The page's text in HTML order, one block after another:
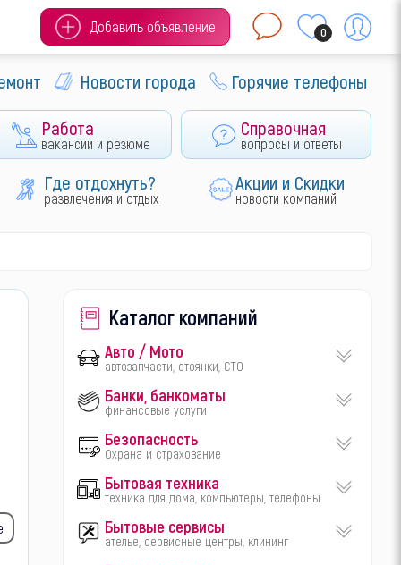
Добавить объявление 0
Новости города Горячие телефоны
Работа
вакансии и резюме
Справочная
вопросы и ответы
Где отдохнуть?
развлечения и отдых
Акции и Скидки
новости компаний
Каталог компаний
Авто / Мото
автозапчасти, стоянки, СТО
Банки, банкоматы
финансовые услуги
Безопасность
Охрана и страхование
Бытовая техника
техника для дома, компьютеры, телефоны
Бытовые сервисы
ателье, сервисные центры, клининг